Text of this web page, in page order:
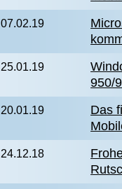
07.02.19
25.01.19
950/
20.01.19
Das
24.12.18